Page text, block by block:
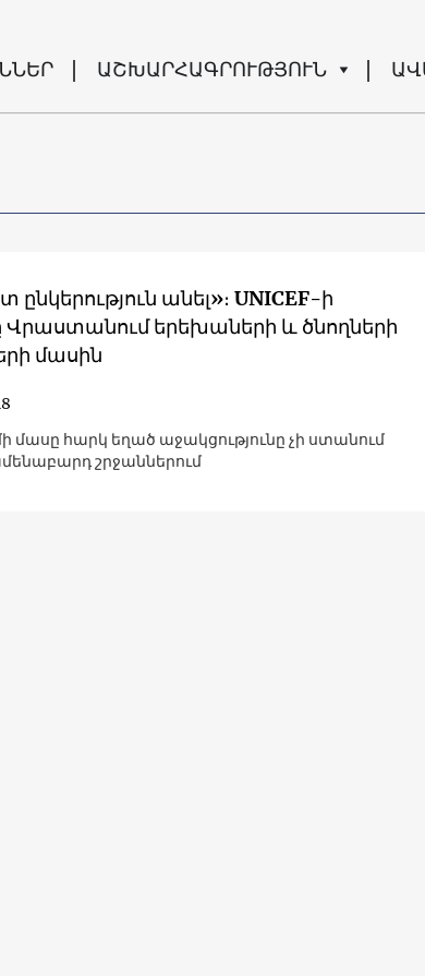
ԱՇԽԱՐՀԱԳՐՈՒԹՅՈՒՆ
ընկերություն անել»։ UNICEF-ի
Վրաստանում երեխաների և ծնողների
մասին
մասը հարկ եղած աջակցությունը չի ստանում
շրջաններում